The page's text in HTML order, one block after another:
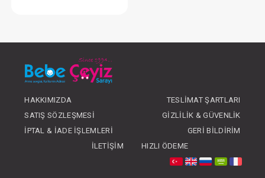
OLUNUZ
HAKKIMIZDA
TESLIMAT ŞARTLARI
SATIŞ SÖZLEŞMESI
GIZLILIK & GÜVENLIK
İPTAL & İADE İŞLEMLERI
GERI BILDIRIM
İLETIŞIM
HIZLI ÖDEME